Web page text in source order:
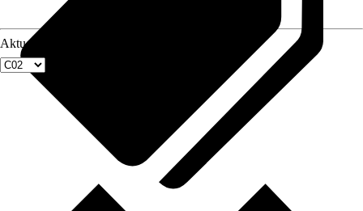
Aktuellste Fenstergröße